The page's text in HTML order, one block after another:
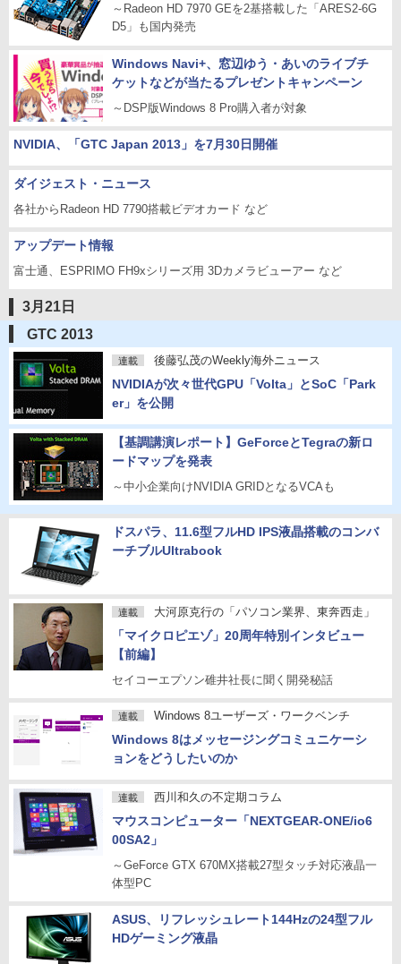
～Radeon HD 7970 GEを2基搭載した「ARES2-6G
D5」も国内発売
Windows Navi+、窓辺ゆう・あいのライブチ
ケットなどが当たるプレゼントキャンペーン
～DSP版Windows 8 Pro購入者が対象
NVIDIA、「GTC Japan 2013」を7月30日開催
ダイジェスト・ニュース
各社からRadeon HD 7790搭載ビデオカード など
アップデート情報
富士通、ESPRIMO FH9xシリーズ用 3Dカメラビューアー など
3月21日
GTC 2013
連載 後藤弘茂のWeekly海外ニュース
NVIDIAが次々世代GPU「Volta」とSoC「Park
er」を公開
【基調講演レポート】GeForceとTegraの新ロ
ードマップを発表
～中小企業向けNVIDIA GRIDとなるVCAも
ドスパラ、11.6型フルHD IPS液晶搭載のコンバ
ーチブルUltrabook
連載 大河原克行の「パソコン業界、東奔西走」
「マイクロピエゾ」20周年特別インタビュー
【前編】
セイコーエプソン碓井社長に聞く開発秘話
連載 Windows 8ユーザーズ・ワークベンチ
Windows 8はメッセージングコミュニケーシ
ョンをどうしたいのか
連載 西川和久の不定期コラム
マウスコンピューター「NEXTGEAR-ONE/io6
00SA2」
～GeForce GTX 670MX搭載27型タッチ対応液晶一
体型PC
ASUS、リフレッシュレート144Hzの24型フル
HDゲーミング液晶